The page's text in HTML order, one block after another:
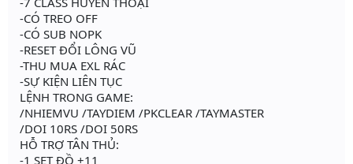
-CÓ TREO OFF
-CÓ SUB NOPK
-RESET ĐỔI LÔNG VŨ
-THU MUA EXL RÁC
-SỰ KIỆN LIÊN TỤC
LỆNH TRONG GAME:
/NHIEMVU /TAYDIEM /PKCLEAR /TAYMASTER
/DOI 10RS /DOI 50RS
HỖ TRỢ TÂN THỦ:
-1 SET ĐỒ +11